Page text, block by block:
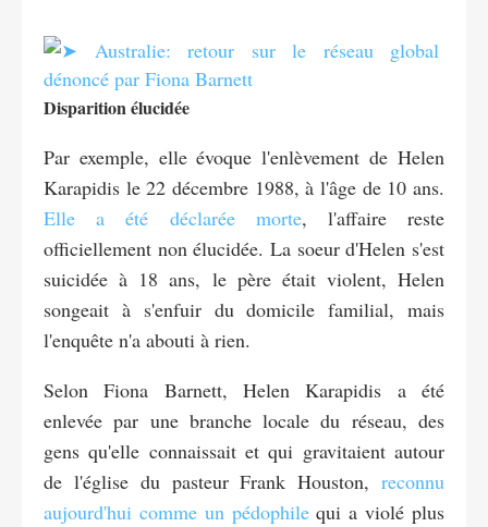
Disparition élucidée
Par exemple, elle évoque l'enlèvement de Helen
Karapidis le 22 décembre 1988, à l'âge de 10 ans.
Elle a été déclarée morte, l'affaire reste
officiellement non élucidée. La soeur d'Helen s'est
suicidée à 18 ans, le père était violent, Helen
songeait à s'enfuir du domicile familial, mais
l'enquête n'a abouti à rien.
Selon Fiona Barnett, Helen Karapidis a été
enlevée par une branche locale du réseau, des
gens qu'elle connaissait et qui gravitaient autour
de l'église du pasteur Frank Houston, reconnu
aujourd'hui comme un pédophilequi a violé plus